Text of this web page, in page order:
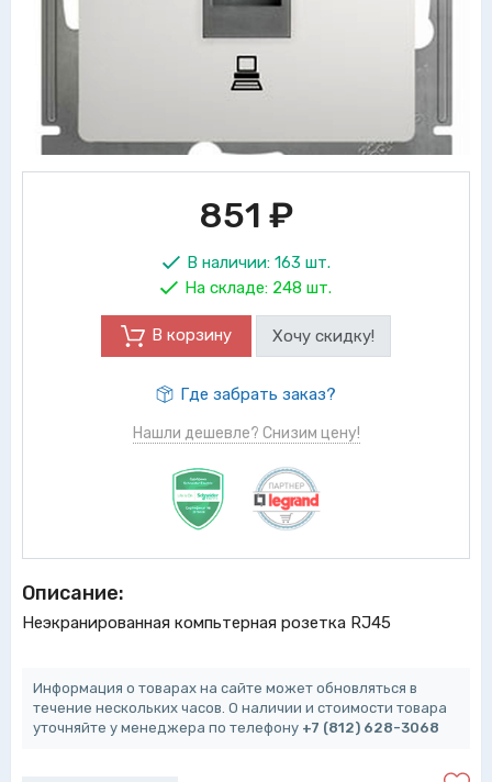
851 ₽
В наличии: 163 шт.
На складе: 248 шт.
В корзину Хочу скидку!
Где забрать заказ?
Нашли дешевле? Снизим цену!
Описание:
Неэкранированная компьтерная розетка RJ45
Информация о товарах на сайте может обновляться в
течение нескольких часов. О наличии и стоимости товара
уточняйте у менеджера по телефону +7 (812) 628-3068